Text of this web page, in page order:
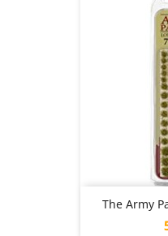
The Army